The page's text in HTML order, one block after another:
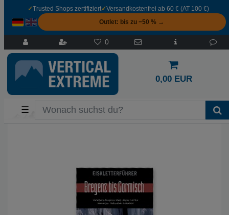
✓Trusted Shops zertifiziert✓Versandkostenfrei ab 60 € (AT 100 €)
Outlet: bis zu −50 % →
0
0,00 EUR
☰